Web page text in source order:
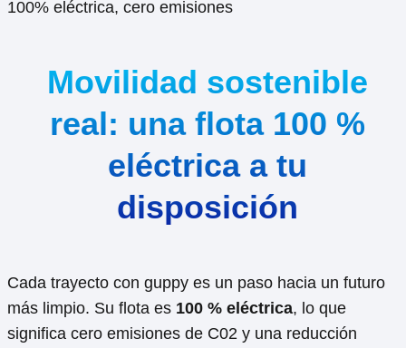
100% eléctrica, cero emisiones
Movilidad sostenible
real: una flota 100 %
eléctrica a tu
disposición
Cada trayecto con guppy es un paso hacia un futuro
más limpio. Su flota es 100 % eléctrica, lo que
significa cero emisiones de C02 y una reducción